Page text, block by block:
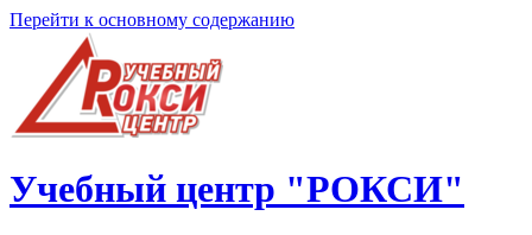
Перейти к основному содержанию
Учебный центр "РОКСИ"